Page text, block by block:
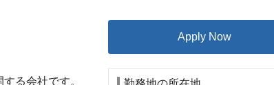
る会社です。
Apply Now